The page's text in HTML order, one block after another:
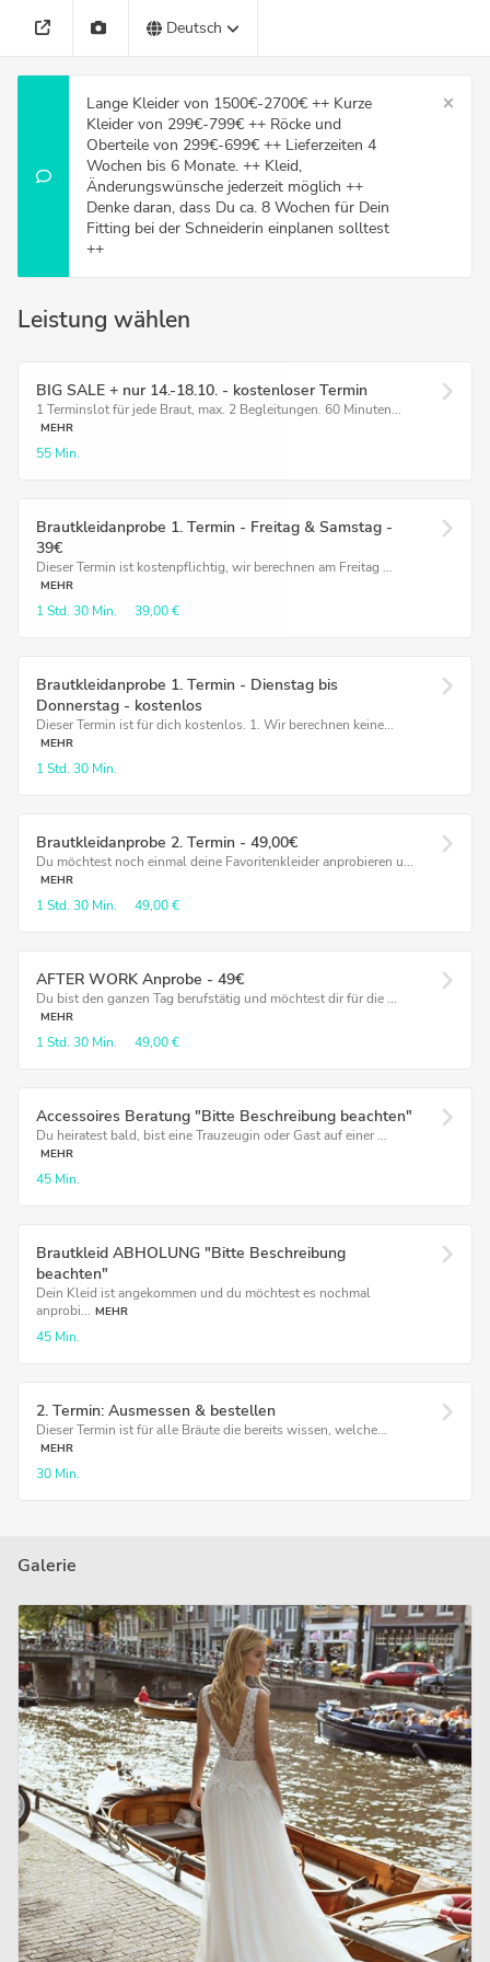
Deutsch
Lange Kleider von 1500€-2700€ ++ Kurze
Kleider von 299€-799€ ++ Röcke und
Oberteile von 299€-699€ ++ Lieferzeiten 4
Wochen bis 6 Monate. ++ Kleid,
Änderungswünsche jederzeit möglich ++
Denke daran, dass Du ca. 8 Wochen für Dein
Fitting bei der Schneiderin einplanen solltest
++
Leistung wählen
BIG SALE + nur 14.-18.10. - kostenloser Termin
1 Terminslot für jede Braut, max. 2 Begleitungen. 60 Minuten...
MEHR
55 Min.
Brautkleidanprobe 1. Termin - Freitag & Samstag -
39€
Dieser Termin ist kostenpflichtig, wir berechnen am Freitag ...
MEHR
1 Std. 30 Min. 39,00 €
Brautkleidanprobe 1. Termin - Dienstag bis
Donnerstag - kostenlos
Dieser Termin ist für dich kostenlos. 1. Wir berechnen keine...
MEHR
1 Std. 30 Min.
Brautkleidanprobe 2. Termin - 49,00€
Du möchtest noch einmal deine Favoritenkleider anprobieren u...
MEHR
1 Std. 30 Min. 49,00 €
AFTER WORK Anprobe - 49€
Du bist den ganzen Tag berufstätig und möchtest dir für die ...
MEHR
1 Std. 30 Min. 49,00 €
Accessoires Beratung "Bitte Beschreibung beachten"
Du heiratest bald, bist eine Trauzeugin oder Gast auf einer ...
MEHR
45 Min.
Brautkleid ABHOLUNG "Bitte Beschreibung
beachten"
Dein Kleid ist angekommen und du möchtest es nochmal
anprobi... MEHR
45 Min.
2. Termin: Ausmessen & bestellen
Dieser Termin ist für alle Bräute die bereits wissen, welche...
MEHR
30 Min.
Galerie